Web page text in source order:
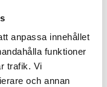
anpassa innehållet
funktioner
trafik. Vi
och annan
:-